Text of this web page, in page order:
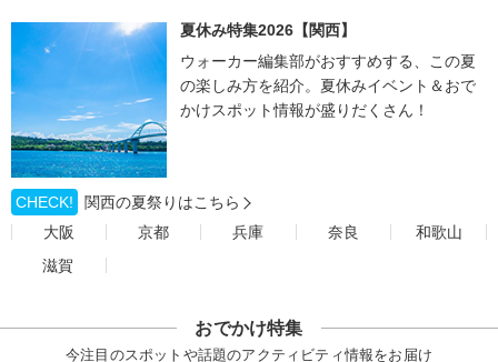
夏休み特集2026【関西】
ウォーカー編集部がおすすめする、この夏
の楽しみ方を紹介。夏休みイベント＆おで
かけスポット情報が盛りだくさん！
CHECK!
関西の夏祭りはこちら
大阪
京都 兵庫 奈良
和歌山
滋賀
おでかけ特集
今注目のスポットや話題のアクティビティ情報をお届け